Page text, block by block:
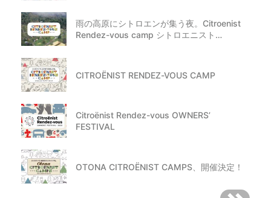
雨の高原にシトロエンが集う夜。Citroenist
Rendez-vous camp シトロエニスト…
CITROËNIST RENDEZ-VOUS CAMP
Citroënist Rendez-vous OWNERS’
FESTIVAL
OTONA CITROËNIST CAMPS、開催決定！